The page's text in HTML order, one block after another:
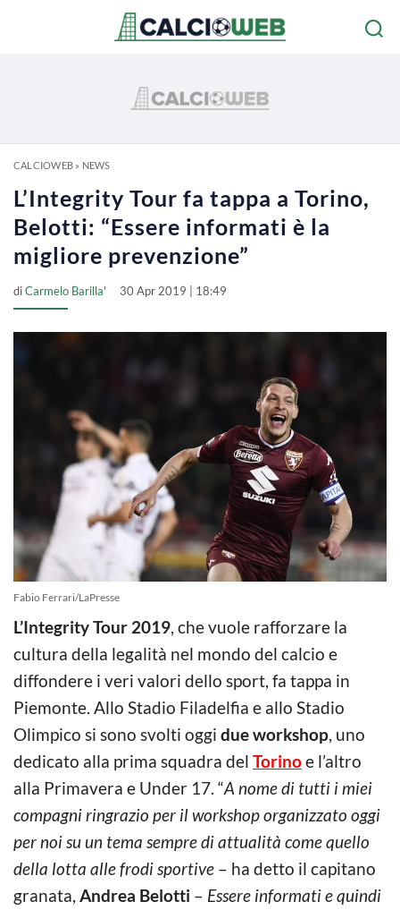
CALCIOWEB» NEWS
L’Integrity Tour fa tappa a Torino,
Belotti: “Essere informati è la
migliore prevenzione”
diCarmelo Barilla' 30 Apr 2019 | 18:49
Fabio Ferrari/LaPresse
L’Integrity Tour 2019, che vuole rafforzare la
cultura della legalità nel mondo del calcio e
diffondere i veri valori dello sport, fa tappa in
Piemonte. Allo Stadio Filadelfia e allo Stadio
Olimpico si sono svolti oggi due workshop, uno
dedicato alla prima squadra del Torinoe l’altro
alla Primavera e Under 17. “A nome di tutti i miei
compagni ringrazio per il workshop organizzato oggi
per noi su un tema sempre di attualità come quello
della lotta alle frodi sportive – ha detto il capitano
granata, Andrea Belotti – Essere informati e quindi